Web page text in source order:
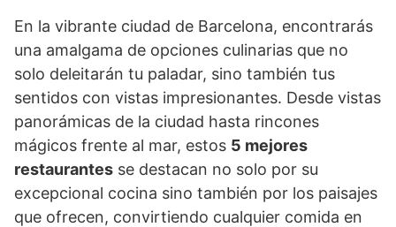
En la vibrante ciudad de Barcelona, encontrarás
una amalgama de opciones culinarias que no
solo deleitarán tu paladar, sino también tus
sentidos con vistas impresionantes. Desde vistas
panorámicas de la ciudad hasta rincones
mágicos frente al mar, estos 5 mejores
restaurantes se destacan no solo por su
excepcional cocina sino también por los paisajes
que ofrecen, convirtiendo cualquier comida en